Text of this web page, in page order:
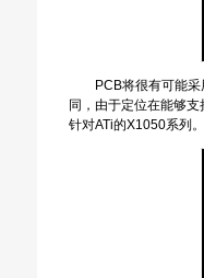
PCB将很有可能采用
同，由于定位在能够
针对ATi的X1050系列。